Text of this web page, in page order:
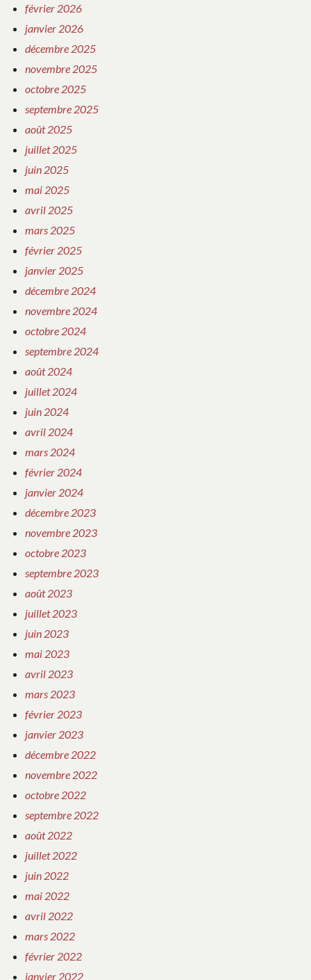
février 2026
janvier 2026
décembre 2025
novembre 2025
octobre 2025
septembre 2025
août 2025
juillet 2025
juin 2025
mai 2025
avril 2025
mars 2025
février 2025
janvier 2025
décembre 2024
novembre 2024
octobre 2024
septembre 2024
août 2024
juillet 2024
juin 2024
avril 2024
mars 2024
février 2024
janvier 2024
décembre 2023
novembre 2023
octobre 2023
septembre 2023
août 2023
juillet 2023
juin 2023
mai 2023
avril 2023
mars 2023
février 2023
janvier 2023
décembre 2022
novembre 2022
octobre 2022
septembre 2022
août 2022
juillet 2022
juin 2022
mai 2022
avril 2022
mars 2022
février 2022
janvier 2022